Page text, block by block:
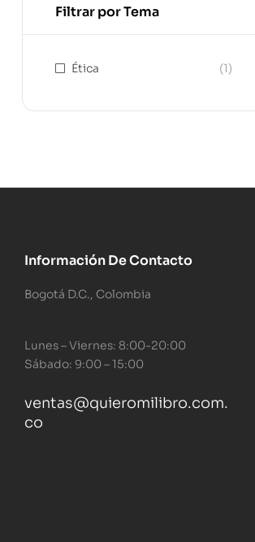
Filtrar por Tema
Ética (1)
Información De Contacto
Bogotá D.C., Colombia
Lunes – Viernes: 8:00-20:00
Sábado: 9:00 – 15:00
ventas@quieromilibro.com.
co